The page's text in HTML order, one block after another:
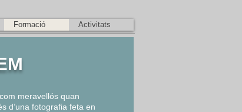
Formació Activitats
meravellós quan
d’una fotografia feta en